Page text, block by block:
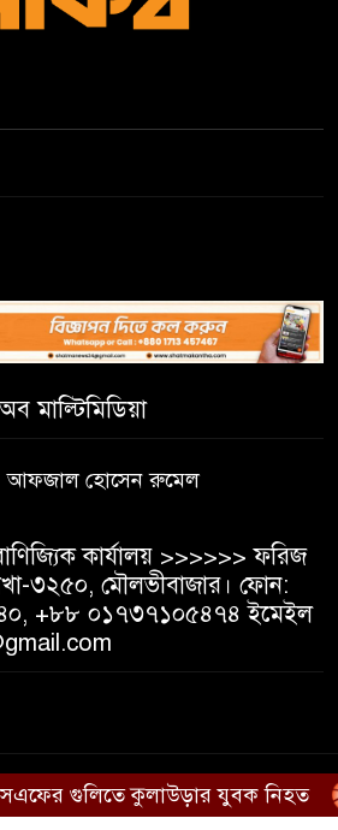
বিট পুলিশিং সভা অনুষ্ঠিত
দলীয় কর্মীর স্ত্রীর সঙ্গে অনৈতিক
সম্পর্কের অভিযোগে জামায়াত
মাল্টিমিডিয়া
আফজাল হোসেন রুমেল
কার্যালয় >>>>>> ফরিজ
৩২৫০, মৌলভীবাজার। ফোন:
+৮৮ ০১৭৩৭১০৫৪৭৪ ইমেইল
ষাটমা মিডিয়া লিমিটেড
গুলিতে কুলাউড়ার যুবক নিহত